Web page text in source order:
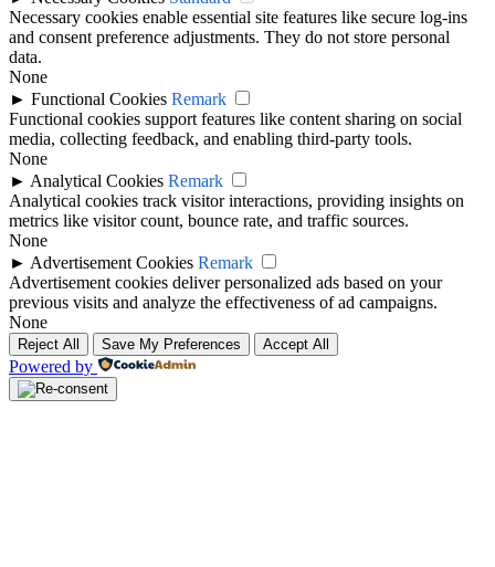
Necessary cookies enable essential site features like secure log-ins
and consent preference adjustments. They do not store personal
data.
None
► Functional Cookies Remark
Functional cookies support features like content sharing on social
media, collecting feedback, and enabling third-party tools.
None
► Analytical Cookies Remark
Analytical cookies track visitor interactions, providing insights on
metrics like visitor count, bounce rate, and traffic sources.
None
► Advertisement Cookies Remark
Advertisement cookies deliver personalized ads based on your
previous visits and analyze the effectiveness of ad campaigns.
None
Reject All Save My Preferences Accept All
Powered by